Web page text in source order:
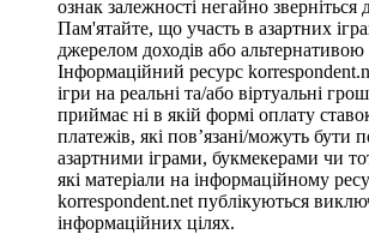
ознак залежності негайно зверніться
Пам'ятайте, що участь в азартних
джерелом доходів або альтернативою
Інформаційний ресурс
ігри на реальні та/або віртуальні
приймає ні в якій формі оплату
платежів, які пов’язані/можуть бути
азартними іграми, букмекерами чи
які матеріали на інформаційному
korrespondent.net публікуються
інформаційних цілях.